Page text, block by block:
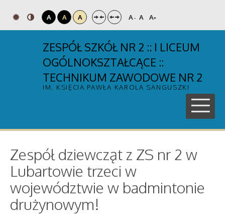
A A A A- A A+
ZESPÓŁ SZKÓŁ NR 2 :: I LICEUM
OGÓLNOKSZTAŁCĄCE ::
TECHNIKUM ZAWODOWE NR 2
IM. KSIĘCIA PAWŁA KAROLA SANGUSZKI
Zespół dziewcząt z ZS nr 2 w
Lubartowie trzeci w
województwie w badmintonie
drużynowym!